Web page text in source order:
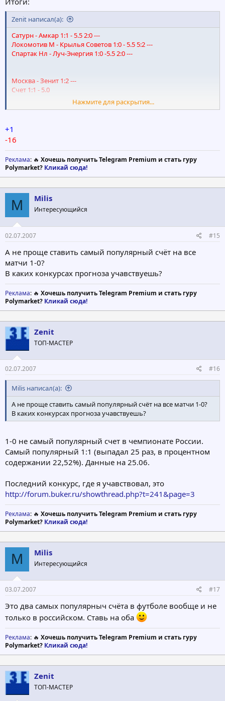
Zenit написал(а):
Сатурн - Амкар 1:1 - 5.5 2:0 ---
Локомотив М - Крылья Советов 1:0 - 5.5 5:2 ---
Спартак Нл - Луч-Энергия 1:0 -5.5 2:0 ---
Москва - Зенит 1:2 ---
Счет 1:1 - 5.0
ЦСКА М - Кубань 0:0 ---
Химки - Томь 1:1 ---
Счет 1:0 - 6.0
Рубин - Динамо М 2:1 ---
Счет 1:1 - 5.0
Ростов - Спартак М 1:3---
Счет 1:2 - 7.0
Нажмите для раскрытия...
+1
-16
Реклама: 🔥 Хочешь получить Telegram Premium и стать гуру
Polymarket? Кликай сюда!
M Milis
Интересующийся
02.07.2007 #15
А не проще ставить самый популярный счёт на все
матчи 1-0?
В каких конкурсах прогноза учавствуешь?
Реклама: 🔥 Хочешь получить Telegram Premium и стать гуру
Polymarket? Кликай сюда!
Zenit
ТОП-МАСТЕР
02.07.2007 #16
Milis написал(а):
А не проще ставить самый популярный счёт на все матчи 1-0?
В каких конкурсах прогноза учавствуешь?
1-0 не самый популярный счет в чемпионате России.
Самый популярный 1:1 (выпадал 25 раз, в процентном
содержании 22,52%). Данные на 25.06.
Последний конкурс, где я учавствовал, это
http://forum.buker.ru/showthread.php?t=241&page=3
Реклама: 🔥 Хочешь получить Telegram Premium и стать гуру
Polymarket? Кликай сюда!
M Milis
Интересующийся
03.07.2007 #17
Это два самых популярныч счёта в футболе вообще и не
только в российском. Ставь на оба
Реклама: 🔥 Хочешь получить Telegram Premium и стать гуру
Polymarket? Кликай сюда!
Zenit
ТОП-МАСТЕР